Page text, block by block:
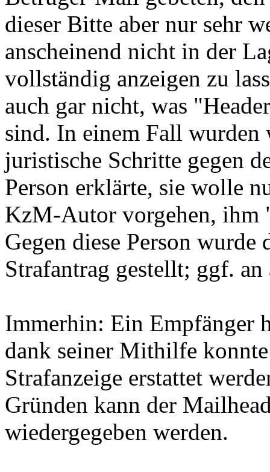
dieser Bitte aber nur sehr
anscheinend nicht in der
vollständig anzeigen zu
auch gar nicht, was
sind. In einem Fall
juristische Schritte gegen
Person erklärte, sie wolle
KzM-Autor vorgehen, ihm
Gegen diese Person wurde
Strafantrag gestellt; ggf.
Immerhin: Ein Empfänger
dank seiner Mithilfe
Strafanzeige erstattet
Gründen kann der
wiedergegeben werden.